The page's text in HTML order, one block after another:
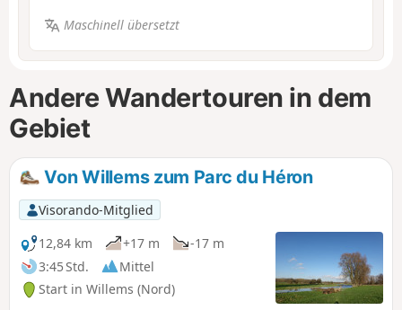
Maschinell übersetzt
Andere Wandertouren in dem
Gebiet
Von Willems zum Parc du Héron
Visorando-Mitglied
12,84 km
+17 m
-17 m
3:45 Std.
Mittel
Start in Willems (Nord)